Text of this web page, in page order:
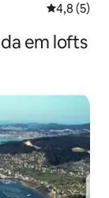
4,8 de
4,8 (5)
em lofts